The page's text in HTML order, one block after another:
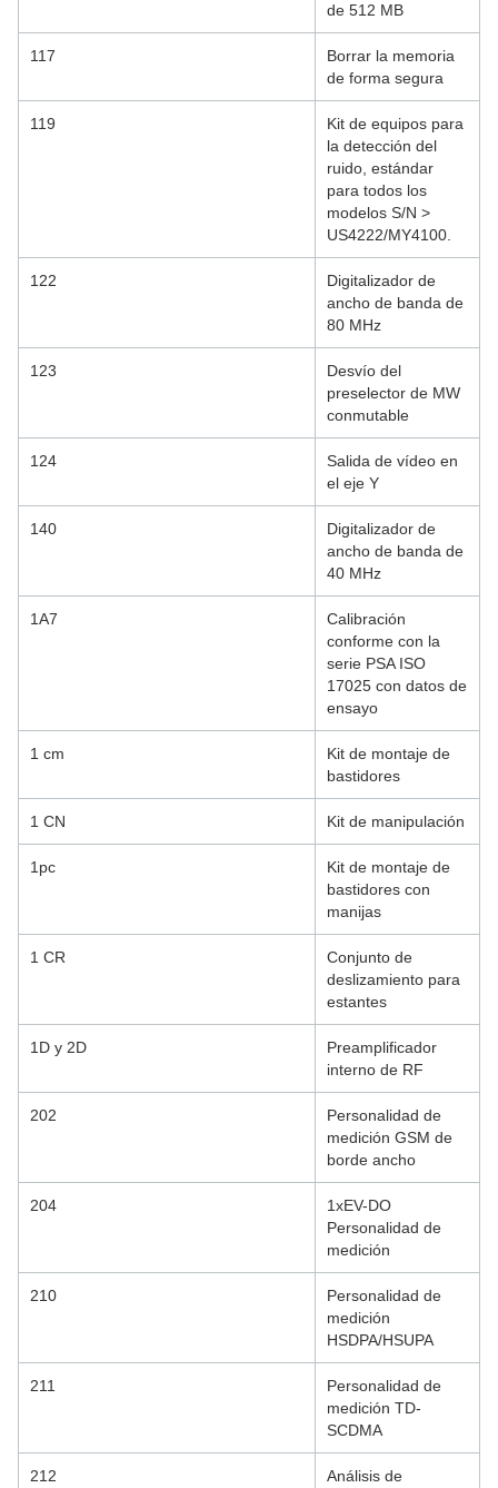
de 512 MB
117
Borrar la memoria
de forma segura
119
Kit de equipos para
la detección del
ruido, estándar
para todos los
modelos S/N >
US4222/MY4100.
122
Digitalizador de
ancho de banda de
80 MHz
123
Desvío del
preselector de MW
conmutable
124
Salida de vídeo en
el eje Y
140
Digitalizador de
ancho de banda de
40 MHz
1A7
Calibración
conforme con la
serie PSA ISO
17025 con datos de
ensayo
1 cm
Kit de montaje de
bastidores
1 CN Kit de manipulación
1pc
Kit de montaje de
bastidores con
manijas
1 CR
Conjunto de
deslizamiento para
estantes
1D y 2D
Preamplificador
interno de RF
202
Personalidad de
medición GSM de
borde ancho
204
1xEV-DO
Personalidad de
medición
210
Personalidad de
medición
HSDPA/HSUPA
211
Personalidad de
medición TD-
SCDMA
212
Análisis de